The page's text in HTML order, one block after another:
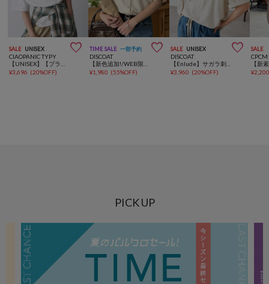
SALE UNISEX 
CIAOPANIC TYPY
¥3,696 (20%OFF)
TIME SALE 一部予約 
DISCOAT
¥1,980 (55%OFF)
SALE UNISEX 
DISCOAT
【Enlude】サガラ刺繍ロゴTシャツ《ユニセックス》
¥3,960 (20%OFF)
SALE
CPCM
¥
PICK UP